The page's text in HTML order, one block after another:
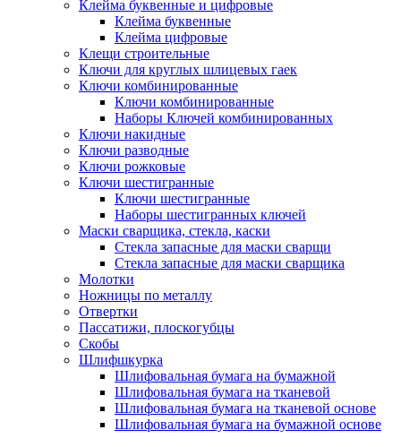
Клейма буквенные и цифровые
Клейма буквенные
Клейма цифровые
Клещи строительные
Ключи для круглых шлицевых гаек
Ключи комбинированные
Ключи комбинированные
Наборы Ключей комбинированных
Ключи накидные
Ключи разводные
Ключи рожковые
Ключи шестигранные
Ключи шестигранные
Наборы шестигранных ключей
Маски сварщика, стекла, каски
Стекла запасные для маски сварщи
Стекла запасные для маски сварщика
Молотки
Ножницы по металлу
Отвертки
Пассатижи, плоскогубцы
Скобы
Шлифшкурка
Шлифовальная бумага на бумажной
Шлифовальная бумага на тканевой
Шлифовальная бумага на тканевой основе
Шлифовальная бумага на бумажной основе